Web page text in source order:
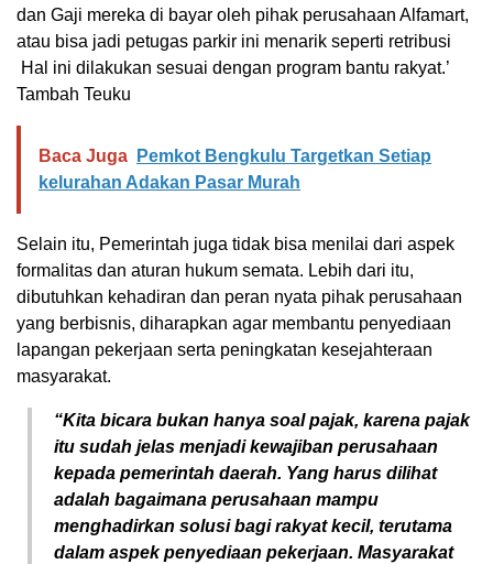
dan Gaji mereka di bayar oleh pihak perusahaan Alfamart,
atau bisa jadi petugas parkir ini menarik seperti retribusi
Hal ini dilakukan sesuai dengan program bantu rakyat.’
Tambah Teuku
Baca Juga
Pemkot Bengkulu Targetkan Setiap
kelurahan Adakan Pasar Murah
Selain itu, Pemerintah juga tidak bisa menilai dari aspek
formalitas dan aturan hukum semata. Lebih dari itu,
dibutuhkan kehadiran dan peran nyata pihak perusahaan
yang berbisnis, diharapkan agar membantu penyediaan
lapangan pekerjaan serta peningkatan kesejahteraan
masyarakat.
“Kita bicara bukan hanya soal pajak, karena pajak
itu sudah jelas menjadi kewajiban perusahaan
kepada pemerintah daerah. Yang harus dilihat
adalah bagaimana perusahaan mampu
menghadirkan solusi bagi rakyat kecil, terutama
dalam aspek penyediaan pekerjaan. Masyarakat